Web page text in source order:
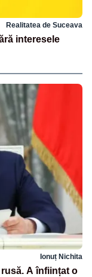
Realitatea de Suceava
interesele
Ionuț Nichita
A înființat o